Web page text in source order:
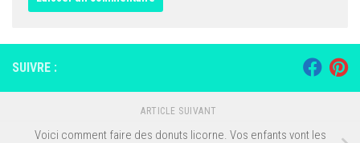
SUIVRE :
ARTICLE SUIVANT
Voici comment faire des donuts licorne. Vos enfants vont les